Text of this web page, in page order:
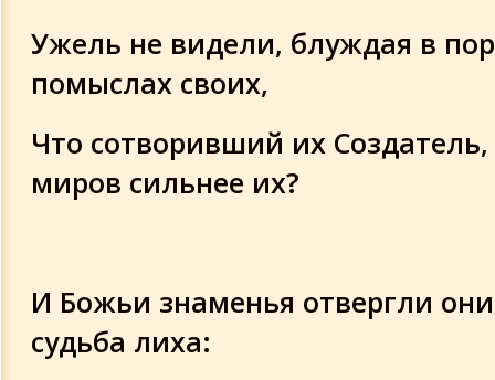
Ужель не видели, блуждая в
помыслах своих,
Что сотворивший их Создатель,
миров сильнее их?
И Божьи знаменья отвергли
судьба лиха: